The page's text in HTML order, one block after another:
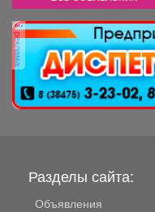
реклама
Разделы сайта:
Объявления